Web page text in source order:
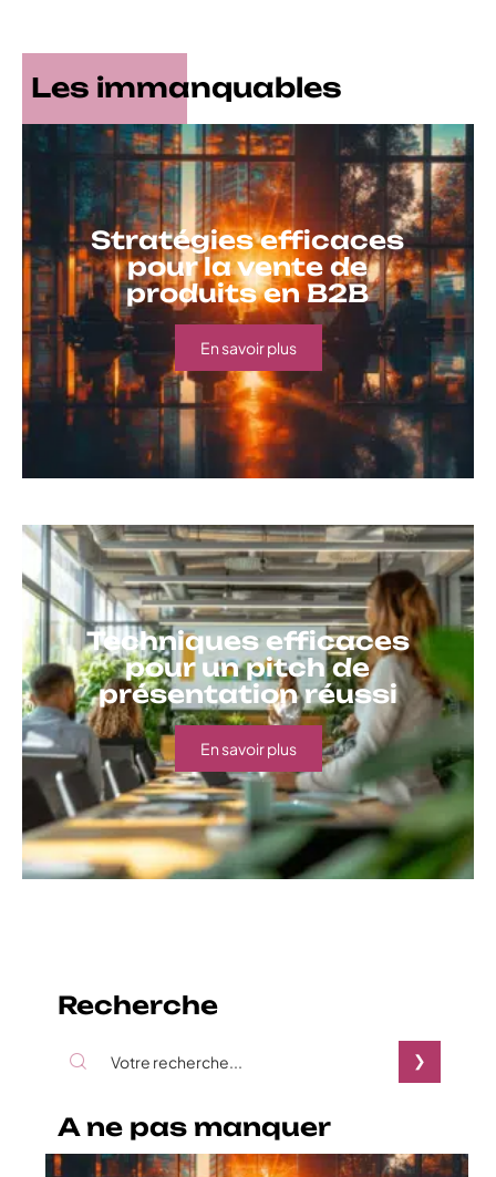
Les immanquables
Stratégies efficaces
pour la vente de
produits en B2B
En savoir plus
Techniques efficaces
pour un pitch de
présentation réussi
En savoir plus
Recherche
A ne pas manquer